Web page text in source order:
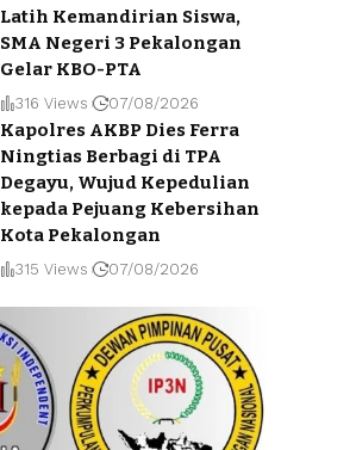
Latih Kemandirian Siswa,
SMA Negeri 3 Pekalongan
Gelar KBO-PTA
316 Views 07/08/2026
Kapolres AKBP Dies Ferra
Ningtias Berbagi di TPA
Degayu, Wujud Kepedulian
kepada Pejuang Kebersihan
Kota Pekalongan
315 Views 07/08/2026